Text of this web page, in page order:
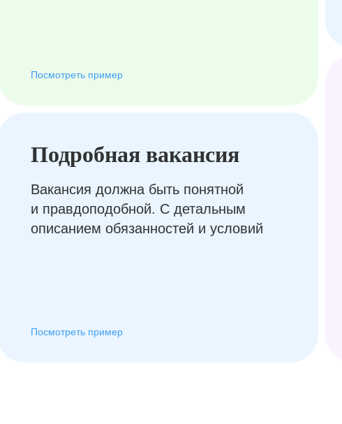
Посмотреть пример
Подробная вакансия
Вакансия должна быть понятной
и правдоподобной. С детальным
описанием обязанностей и условий
Посмотреть пример